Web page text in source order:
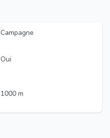
Campagne
Oui
1000 m